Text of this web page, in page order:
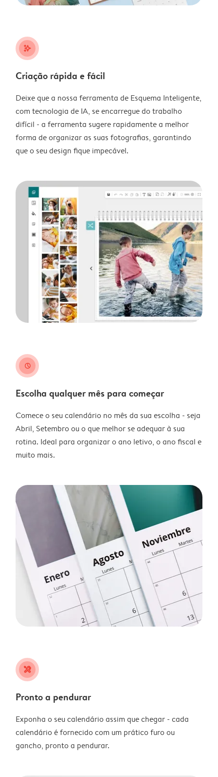
stars_plus
Criação rápida e fácil
Deixe que a nossa ferramenta de Esquema Inteligente,
com tecnologia de IA, se encarregue do trabalho
difícil - a ferramenta sugere rapidamente a melhor
forma de organizar as suas fotografias, garantindo
que o seu design fique impecável.
clock
Escolha qualquer mês para começar
Comece o seu calendário no mês da sua escolha - seja
Abril, Setembro ou o que melhor se adequar à sua
rotina. Ideal para organizar o ano letivo, o ano fiscal e
muito mais.
tools
Pronto a pendurar
Exponha o seu calendário assim que chegar - cada
calendário é fornecido com um prático furo ou
gancho, pronto a pendurar.